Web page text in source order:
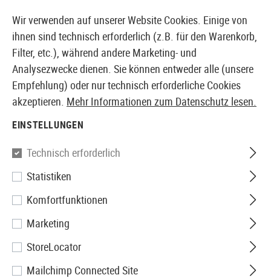
EUROPÄISCHER AIRSOFT SHOP & GROßHÄNDLER
Nitecore
UMS4 Charger
Wir verwenden auf unserer Website Cookies. Einige von
ihnen sind technisch erforderlich (z.B. für den Warenkorb,
Filter, etc.), während andere Marketing- und
Analysezwecke dienen. Sie können entweder alle (unsere
Empfehlung) oder nur technisch erforderliche Cookies
akzeptieren. Mehr Informationen zum Datenschutz lesen.
EINSTELLUNGEN
Technisch erforderlich
Statistiken
Komfortfunktionen
Marketing
StoreLocator
Mailchimp Connected Site